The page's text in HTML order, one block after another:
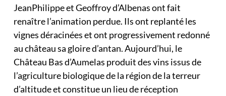
JeanPhilippe et Geoffroy d’Albenas ont fait
renaître l’animation perdue. Ils ont replanté les
vignes déracinées et ont progressivement redonné
au château sa gloire d’antan. Aujourd’hui, le
Château Bas d’Aumelas produit des vins issus de
l’agriculture biologique de la région de la terreur
d’altitude et constitue un lieu de réception